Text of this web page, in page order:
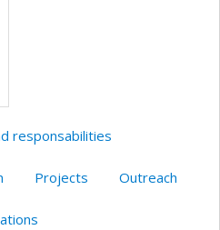
responsabilities
Projects Outreach